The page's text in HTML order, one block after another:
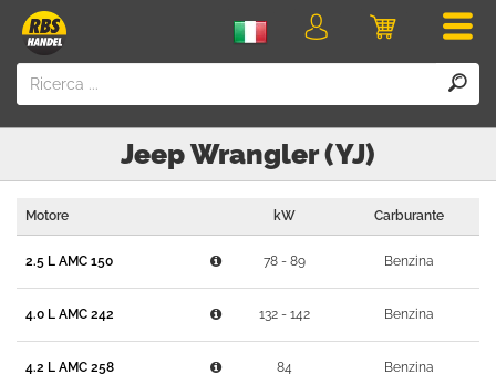
Carrello
login
JeepWrangler (YJ)
Motore kW Carburante
2.5 L AMC 150 78 - 89 Benzina
4.0 L AMC 242 132 - 142 Benzina
4.2 L AMC 258 84 Benzina